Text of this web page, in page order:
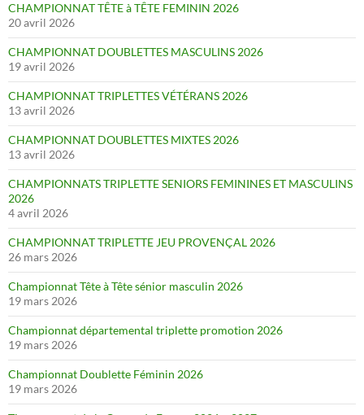
CHAMPIONNAT TÊTE à TÊTE FEMININ 2026
20 avril 2026
CHAMPIONNAT DOUBLETTES MASCULINS 2026
19 avril 2026
CHAMPIONNAT TRIPLETTES VÉTÉRANS 2026
13 avril 2026
CHAMPIONNAT DOUBLETTES MIXTES 2026
13 avril 2026
CHAMPIONNATS TRIPLETTE SENIORS FEMININES ET MASCULINS
2026
4 avril 2026
CHAMPIONNAT TRIPLETTE JEU PROVENÇAL 2026
26 mars 2026
Championnat Tête à Tête sénior masculin 2026
19 mars 2026
Championnat départemental triplette promotion 2026
19 mars 2026
Championnat Doublette Féminin 2026
19 mars 2026